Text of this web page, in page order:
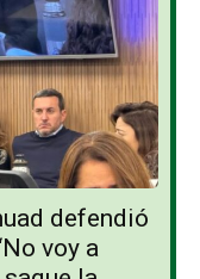
defendió
voy a